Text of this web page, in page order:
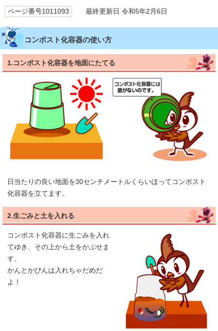
ページ番号1011093 最終更新日 令和5年2月6日
コンポスト化容器の使い方
1.コンポスト化容器を地面にたてる
日当たりの良い地面を30センチメートルくらいほってコンポスト
化容器を立てます。
2.生ごみと土を入れる
コンポスト化容器に生ごみを入れ
てゆき、その上から土をかぶせま
す。
かんとかびんは入れちゃだめだ
よ！